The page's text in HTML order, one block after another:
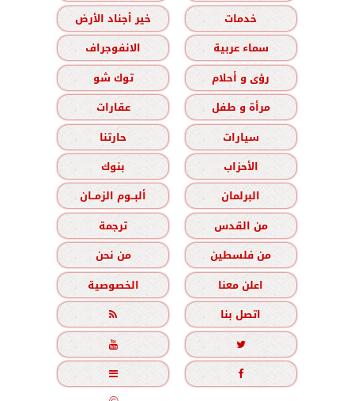
خدمات
خير أجناد الأرض
سماء عربية
الانفوجراف
رؤى و أحلام
توك شو
مرأة و طفل
عقارات
سيارات
حارتنا
الأحزاب
بنوك
البرلمان
ألبــوم الزمــان
من القدس
ترجمة
من فلسطين
من نحن
اعلن معنا
الخصوصية
اتصل بنا




